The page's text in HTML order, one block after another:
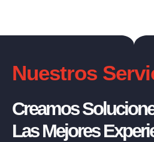
Nuestros
Creamos
Las Mejores